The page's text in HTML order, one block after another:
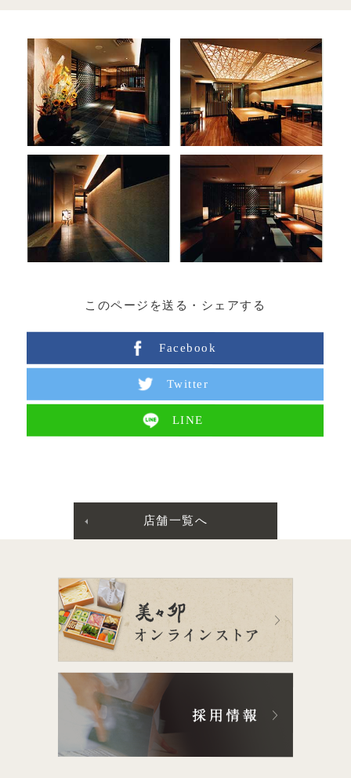
このページを送る・シェアする
Facebook
Twitter
LINE
店舗一覧へ